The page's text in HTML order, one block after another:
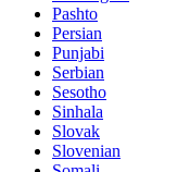
Pashto
Persian
Punjabi
Serbian
Sesotho
Sinhala
Slovak
Slovenian